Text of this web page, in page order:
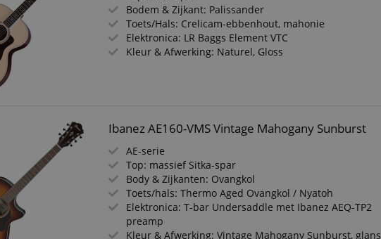
Bodem & Zijkant: Palissander
Toets/Hals: Crelicam-ebbenhout, mahonie
Elektronica: LR Baggs Element VTC
Kleur & Afwerking: Naturel, Gloss
Ibanez AE160-VMS Vintage Mahogany Sunburst
AE-serie
Top: massief Sitka-spar
Body & Zijkanten: Ovangkol
Toets/hals: Thermo Aged Ovangkol / Nyatoh
Elektronica: T-bar Undersaddle met Ibanez AEQ-TP2
preamp
Kleur & Afwerking: Vintage Mahogany Sunburst, glans